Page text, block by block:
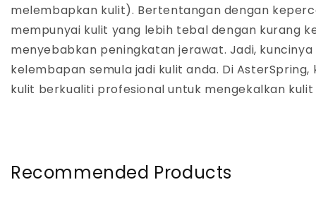
melembapkan kulit). Bertentangan dengan
mempunyai kulit yang lebih tebal dengan kurang
menyebabkan peningkatan jerawat. Jadi,
kelembapan semula jadi kulit anda. Di
kulit berkualiti profesional untuk mengekalkan
Recommended Products